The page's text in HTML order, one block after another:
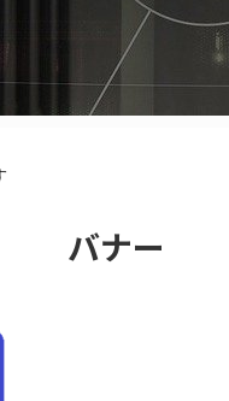
バナー